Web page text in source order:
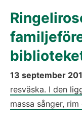
13 september
resväska. I den
massa sånger,